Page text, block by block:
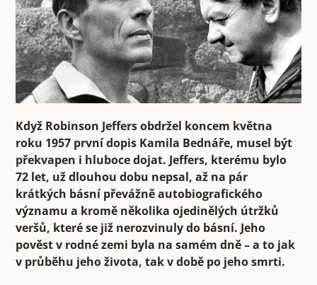
Když Robinson Jeffers obdržel koncem května
roku 1957 první dopis Kamila Bednáře, musel být
překvapen i hluboce dojat. Jeffers, kterému bylo
72 let, už dlouhou dobu nepsal, až na pár
krátkých básní převážně autobiografického
významu a kromě několika ojedinělých útržků
veršů, které se již nerozvinuly do básní. Jeho
pověst v rodné zemi byla na samém dně – a to jak
v průběhu jeho života, tak v době po jeho smrti.